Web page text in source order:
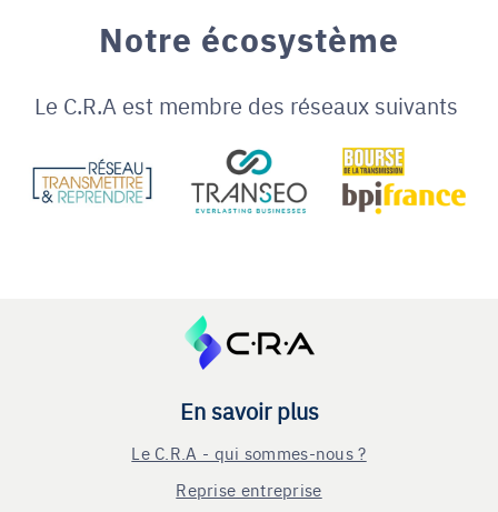
Notre écosystème
Le C.R.A est membre des réseaux suivants
En savoir plus
Le C.R.A - qui sommes-nous ?
Reprise entreprise